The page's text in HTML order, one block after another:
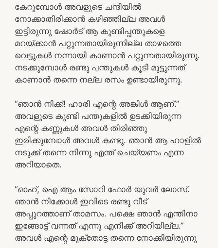
കേറുമ്പോൾ അവളുടെ ചന്ദിയിൽ
നോക്കാതിരിക്കാൻ കഴിഞ്ഞില്ല അവൾ
ഇട്ടിരുന്നു ഷോർട് ആ കുണ്ടിപ്പന്തുകളെ
മറയ്ക്കാൻ പറ്റുന്നതായിരുന്നില്ല താഴത്തെ
വെട്ടുകൾ നന്നായി കാണാൻ പറ്റുന്നതായിരുന്നു.
നടക്കുമ്പോൾ രണ്ടു പന്തുകൾ കൂടി മുട്ടുന്നത്
കാണാൻ തന്നെ നല്ല രസം ഉണ്ടായിരുന്നു.
“ഞാൻ നിക്ക്! ഹാരി എന്റെ അങ്കിൾ ആണ്.”
അവളുടെ കുണ്ടി പന്തുകളിൽ ഉടക്കിയിരുന്ന
എന്റെ കണ്ണുകൾ അവൾ തിരിഞ്ഞു
ഇരിക്കുമ്പോൾ അവൾ കണ്ടു. ഞാൻ ആ ഹാളിൽ
നടുക്ക് തന്നെ നിന്നു എന്ത് ചെയ്യണം എന്ന
അറിയാതെ.
“ഓഹ്, ഐ ആം സോറി ഫോർ യുവർ ലോസ്.
ഞാൻ നിക്കോൾ ഇവിടെ രണ്ടു വീട്
അപ്പുറത്താണ് താമസം. പക്ഷെ ഞാൻ എന്തിനാ
ഇങ്ങോട്ട് വന്നത് എന്നു എനിക്ക് അറിയില്ല.”
അവൾ എന്റെ മുക്തോട്ട തന്നെ നോക്കിയിരുന്നു